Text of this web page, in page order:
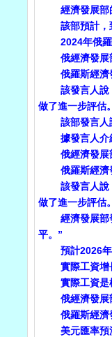
經濟發展部的
該部預計，到
2024年俄羅
俄經濟發展部
俄羅斯經濟發
該發言人說，
做了進一步評估。
該部發言人說
據發言人介紹
俄經濟發展部
俄羅斯經濟發
該發言人說，
做了進一步評估。
經濟發展部發
平。”
預計2026年
實際工資增長
實際工資是根
俄經濟發展部
俄羅斯經濟發
美元匯率預測